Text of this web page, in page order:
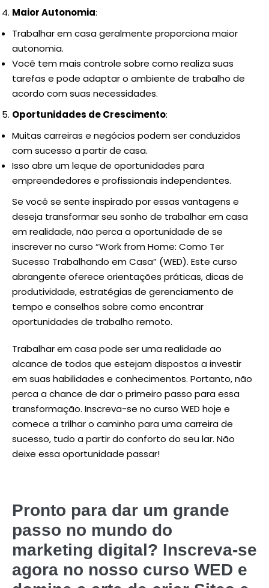
Maior Autonomia:
Trabalhar em casa geralmente proporciona maior
autonomia.
Você tem mais controle sobre como realiza suas
tarefas e pode adaptar o ambiente de trabalho de
acordo com suas necessidades.
Oportunidades de Crescimento:
Muitas carreiras e negócios podem ser conduzidos
com sucesso a partir de casa.
Isso abre um leque de oportunidades para
empreendedores e profissionais independentes.
Se você se sente inspirado por essas vantagens e
deseja transformar seu sonho de trabalhar em casa
em realidade, não perca a oportunidade de se
inscrever no curso “Work from Home: Como Ter
Sucesso Trabalhando em Casa” (WED). Este curso
abrangente oferece orientações práticas, dicas de
produtividade, estratégias de gerenciamento de
tempo e conselhos sobre como encontrar
oportunidades de trabalho remoto.
Trabalhar em casa pode ser uma realidade ao
alcance de todos que estejam dispostos a investir
em suas habilidades e conhecimentos. Portanto, não
perca a chance de dar o primeiro passo para essa
transformação. Inscreva-se no curso WED hoje e
comece a trilhar o caminho para uma carreira de
sucesso, tudo a partir do conforto do seu lar. Não
deixe essa oportunidade passar!
Pronto para dar um grande
passo no mundo do
marketing digital? Inscreva-se
agora no nosso curso WED e